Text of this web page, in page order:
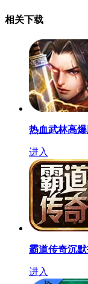
相关下载
热血武林高爆
进入
霸道传奇沉
进入